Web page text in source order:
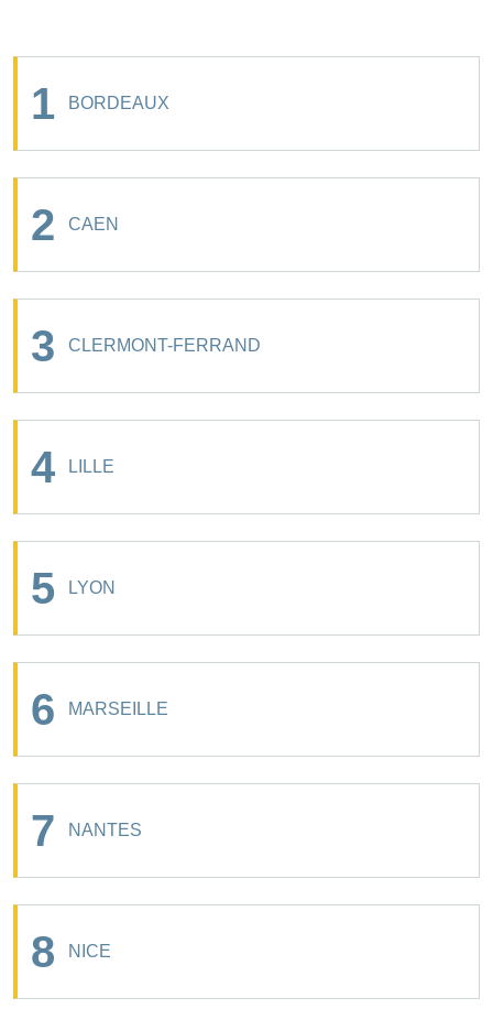
1 BORDEAUX
2 CAEN
3 CLERMONT-FERRAND
4 LILLE
5 LYON
6 MARSEILLE
7 NANTES
8 NICE